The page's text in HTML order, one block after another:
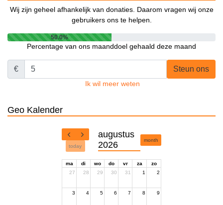
Wij zijn geheel afhankelijk van donaties. Daarom vragen wij onze
gebruikers ons te helpen.
50.0%
Percentage van ons maanddoel gehaald deze maand
€ Steun ons
Ik wil meer weten
Geo Kalender
today
augustus
2026
month
ma di wo do vr za
zo
27
28 29 30 31 1 2
3 4 5 6 7 8 9